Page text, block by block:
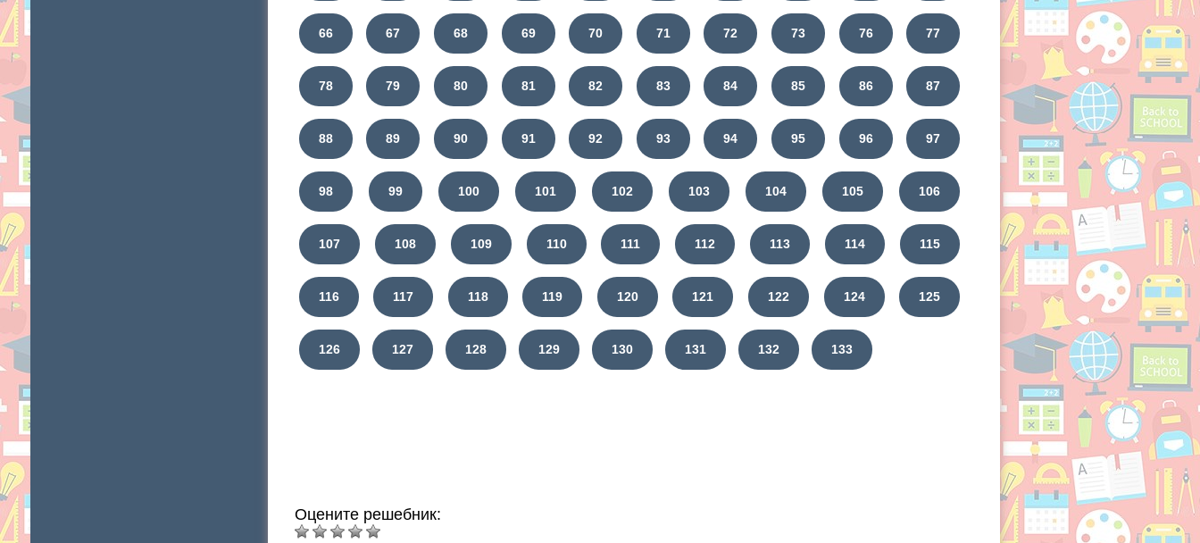
66 67 68 69 70 71 72 73 76 77
78 79 80 81 82 83 84 85 86 87
88 89 90 91 92 93 94 95 96 97
98 99 100 101 102 103 104 105 106
107 108 109 110 111 112 113 114 115
116 117 118 119 120 121 122 124 125
126 127 128 129 130 131 132 133
Оцените решебник: